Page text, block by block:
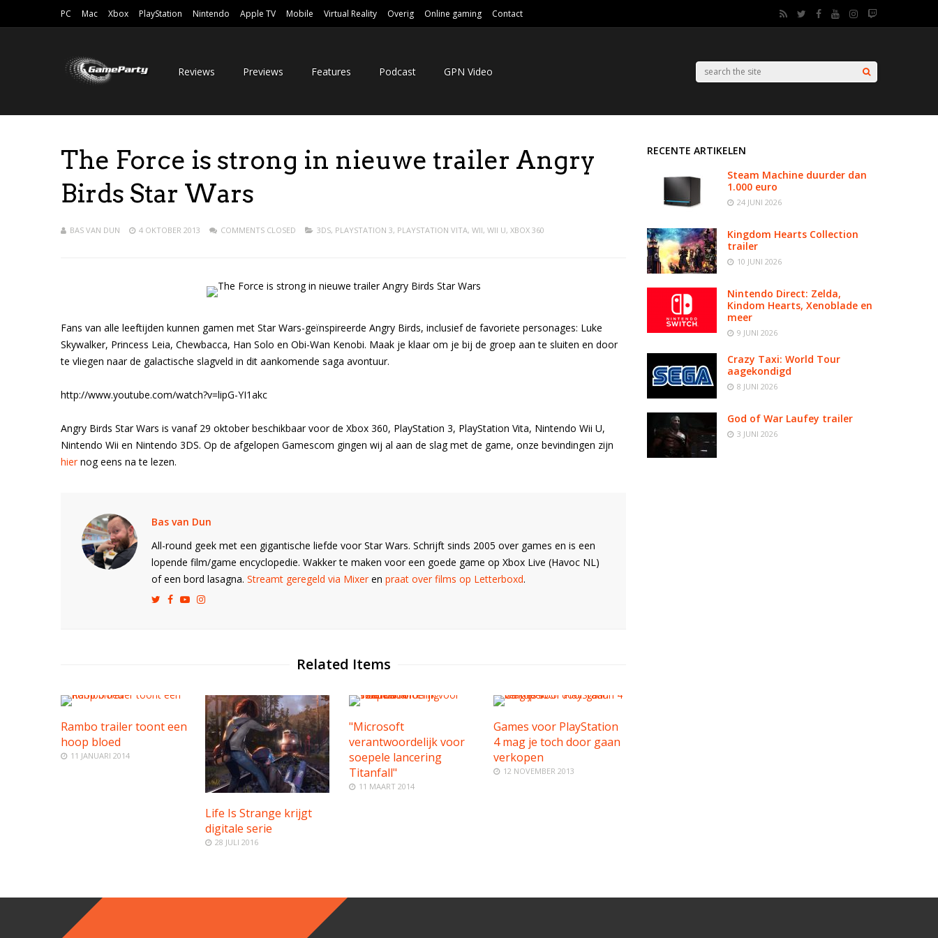
PC Mac Xbox PlayStation Nintendo Apple TV Mobile Virtual Reality Overig Online gaming Contact
Reviews Previews Features Podcast GPN Video
The Force is strong in nieuwe trailer Angry
Birds Star Wars
BAS VAN DUN 4 OKTOBER 2013 COMMENTS CLOSED 3DS, PLAYSTATION 3, PLAYSTATION VITA, WII, WII U, XBOX 360
Fans van alle leeftijden kunnen gamen met Star Wars-geïnspireerde Angry Birds, inclusief de favoriete personages: Luke
Skywalker, Princess Leia, Chewbacca, Han Solo en Obi-Wan Kenobi. Maak je klaar om je bij de groep aan te sluiten en door
te vliegen naar de galactische slagveld in dit aankomende saga avontuur.
http://www.youtube.com/watch?v=lipG-YI1akc
Angry Birds Star Wars is vanaf 29 oktober beschikbaar voor de Xbox 360, PlayStation 3, PlayStation Vita, Nintendo Wii U,
Nintendo Wii en Nintendo 3DS. Op de afgelopen Gamescom gingen wij al aan de slag met de game, onze bevindingen zijn
hiernog eens na te lezen.
Bas van Dun
All-round geek met een gigantische liefde voor Star Wars. Schrijft sinds 2005 over games en is een
lopende film/game encyclopedie. Wakker te maken voor een goede game op Xbox Live (Havoc NL)
of een bord lasagna. Streamt geregeld via Mixeren praat over films op Letterboxd.
Related Items
Rambo trailer toont een
hoop bloed
11 JANUARI 2014
Life Is Strange krijgt
digitale serie
28 JULI 2016
"Microsoft
verantwoordelijk voor
soepele lancering
Titanfall"
11 MAART 2014
Games voor PlayStation
4 mag je toch door gaan
verkopen
12 NOVEMBER 2013
RECENTE ARTIKELEN
Steam Machine duurder dan
1.000 euro
24 JUNI 2026
Kingdom Hearts Collection
trailer
10 JUNI 2026
Nintendo Direct: Zelda,
Kindom Hearts, Xenoblade en
meer
9 JUNI 2026
Crazy Taxi: World Tour
aagekondigd
8 JUNI 2026
God of War Laufey trailer
3 JUNI 2026